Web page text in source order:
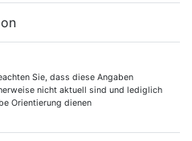
Sie, dass diese Angaben
nicht aktuell sind und lediglich
Orientierung dienen